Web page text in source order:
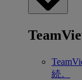
続。